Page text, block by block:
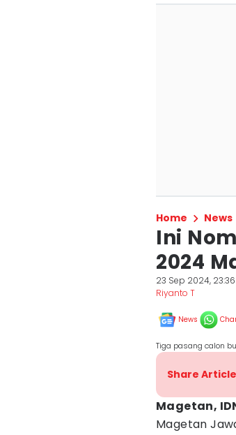
Home News
Ini
2024
23 Sep 2024, 23:36
Riyanto T
News
Tiga pasang calon
Share Article
Magetan,
Magetan